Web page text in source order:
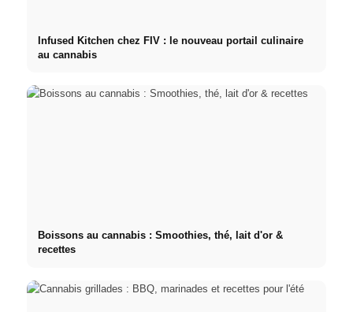
Infused Kitchen chez FIV : le nouveau portail culinaire
au cannabis
Boissons au cannabis : Smoothies, thé, lait d'or &
recettes